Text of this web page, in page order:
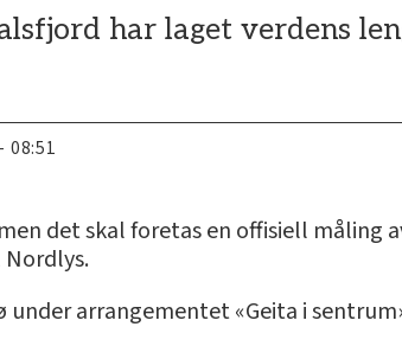
har laget verdens
08:51
det skal foretas en offisiell
arrangementet «Geita i